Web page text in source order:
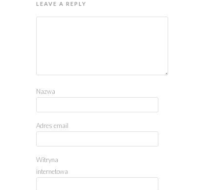
LEAVE A REPLY
Nazwa
Adres email
Witryna
internetowa